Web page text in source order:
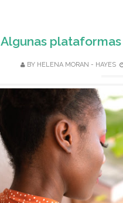
Algunas
BY HELENA MORAN - HAYES